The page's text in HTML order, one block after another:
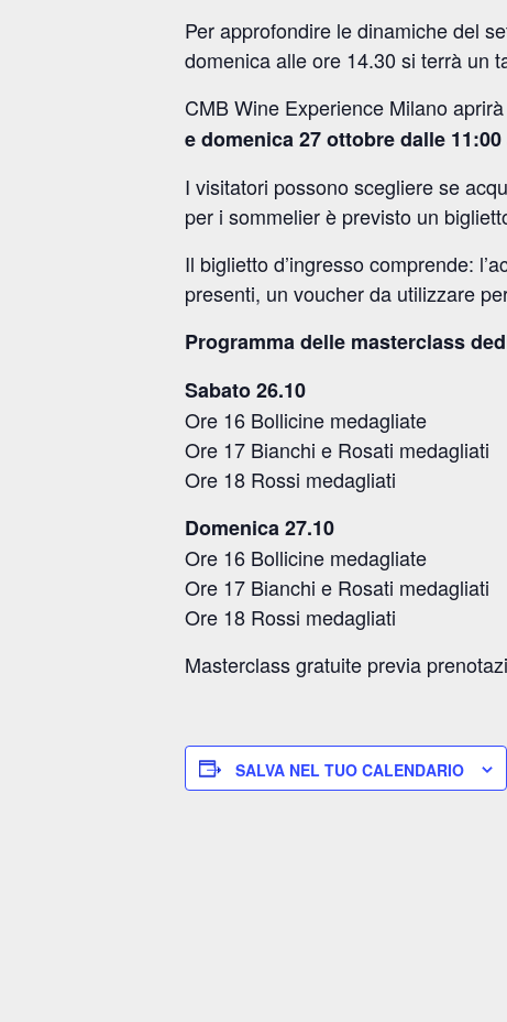
Per approfondire le dinamiche del
domenica alle ore 14.30 si terrà un
CMB Wine Experience Milano
e domenica 27 ottobre dalle 11:00
I visitatori possono scegliere se
per i sommelier è previsto un
Il biglietto d’ingresso comprende:
presenti, un voucher da utilizzare
Programma delle masterclass
Sabato 26.10
Ore 16 Bollicine medagliate
Ore 17 Bianchi e Rosati medagliati
Ore 18 Rossi medagliati
Domenica 27.10
Ore 16 Bollicine medagliate
Ore 17 Bianchi e Rosati medagliati
Ore 18 Rossi medagliati
Masterclass gratuite previa
SALVA NEL TUO CALENDARIO